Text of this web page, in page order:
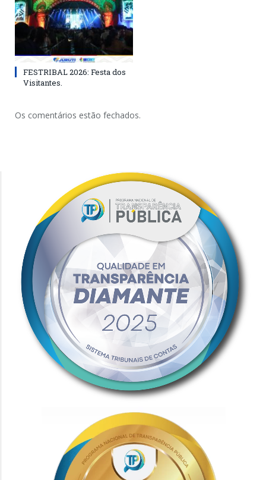
FESTRIBAL 2026: Festa dos
Visitantes.
Os comentários estão fechados.